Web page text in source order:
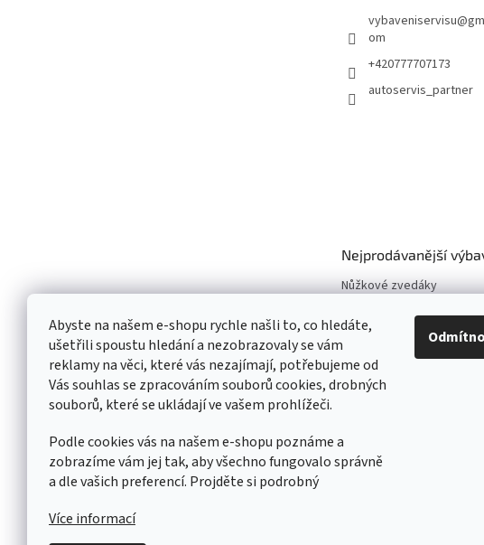
Abyste na našem e-shopu rychle našli to, co hledáte,
ušetřili spoustu hledání a nezobrazovaly se vám
reklamy na věci, které vás nezajímají, potřebujeme od
Vás souhlas se zpracováním souborů cookies, drobných
souborů, které se ukládají ve vašem prohlížeči.
Podle cookies vás na našem e-shopu poznáme a
zobrazíme vám jej tak, aby všechno fungovalo správně
a dle vašich preferencí. Projděte si podrobný
Více informací
vybaveniservisu@
om
+420777707173
autoservis_partner
Nejprodávanější
Nůžkové zvedáky
Zouvačky pneumatik
Dvousloupové zvedáky
Pneuservisní sety
Čtyřsloupové zvedáky